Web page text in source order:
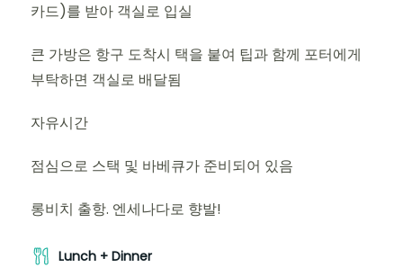
카드)를 받아 객실로 입실
큰 가방은 항구 도착시 택을 붙여 팁과 함께 포터에게
부탁하면 객실로 배달됨
자유시간
점심으로 스택 및 바베큐가 준비되어 있음
롱비치 출항. 엔세나다로 향발!
Lunch + Dinner